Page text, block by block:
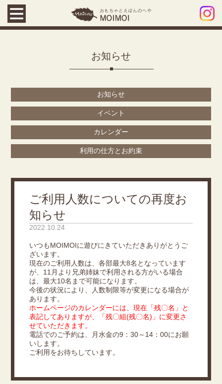
お知らせ
お知らせ
イベント
カレンダー
利用の仕方とお約束
ご利用人数についての再度お
知らせ
2022.10.24
いつもMOIMOIに遊びにきていただきありがとうご
ざいます。
現在のご利用人数は、各部最大8名となっています
が、11月より兄弟姉妹で利用される方がいる場合
は、最大10名まで可能になります。
今後の状況により、人数制限等が変更になる場合が
あります。
ホームページのカレンダーには、現在「残〇名」と
表記してありますが、「残〇組(残〇名)」に変更さ
せていただきます。
電話でのご予約は、月水金の9：30～14：00にお願
いします。
ご利用をお待ちしています。